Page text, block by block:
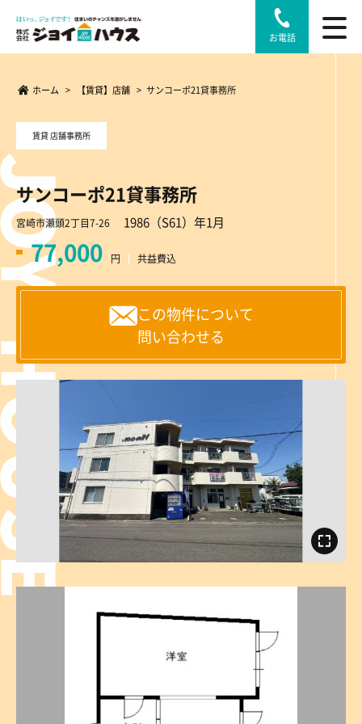
お電話
ホーム > 【賃貸】店舗 > サンコーポ21貸事務所
賃貸 店舗事務所
サンコーポ21貸事務所
宮崎市瀬頭2丁目7-26 1986（S61）年1月
77,000 円 共益費込
この物件について
問い合わせる